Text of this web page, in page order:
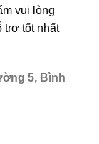
vui lòng
trợ tốt nhất
5, Bình